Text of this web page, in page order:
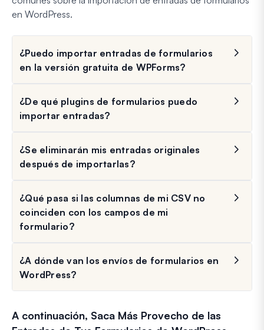
en WordPress.
¿Puedo importar entradas de formularios
en la versión gratuita de WPForms?
¿De qué plugins de formularios puedo
importar entradas?
¿Se eliminarán mis entradas originales
después de importarlas?
¿Qué pasa si las columnas de mi CSV no
coinciden con los campos de mi
formulario?
¿A dónde van los envíos de formularios en
WordPress?
A continuación, Saca Más Provecho de las